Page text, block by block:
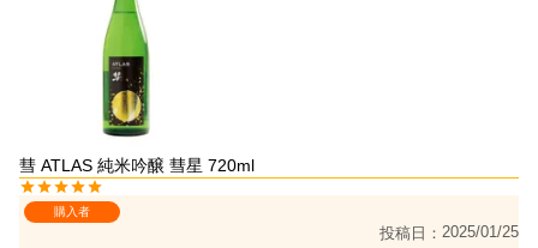
彗 ATLAS 純米吟醸 彗星 720ml
購入者
投稿日 2025/01/25